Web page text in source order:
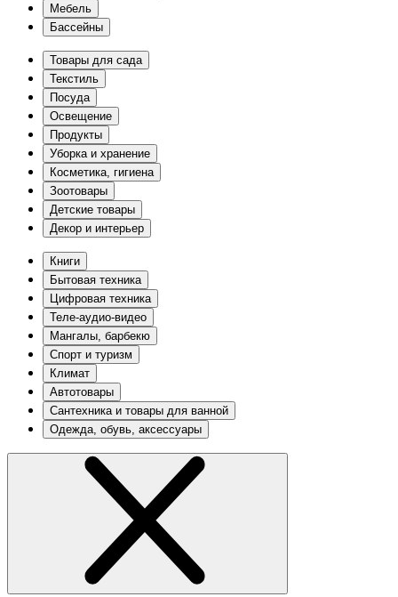
Мебель
Бассейны
Товары для сада
Текстиль
Посуда
Освещение
Продукты
Уборка и хранение
Косметика, гигиена
Зоотовары
Детские товары
Декор и интерьер
Книги
Бытовая техника
Цифровая техника
Теле-аудио-видео
Мангалы, барбекю
Спорт и туризм
Климат
Автотовары
Сантехника и товары для ванной
Одежда, обувь, аксессуары